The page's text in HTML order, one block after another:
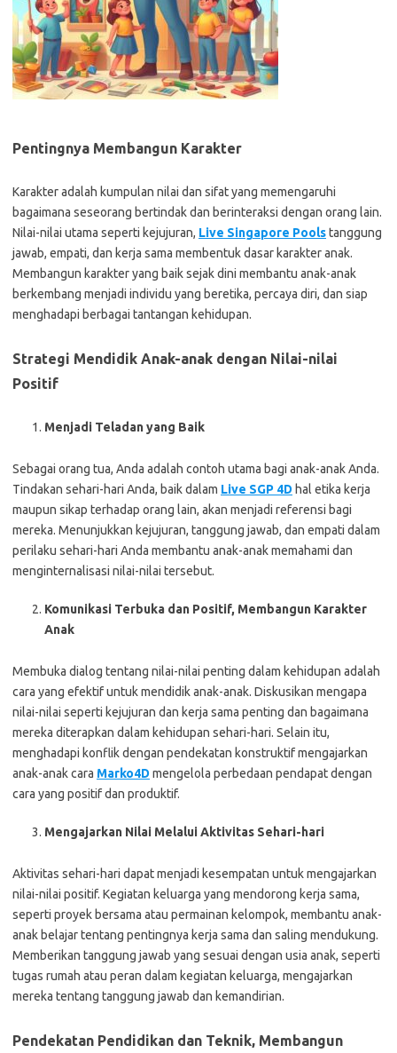
Pentingnya Membangun Karakter
Karakter adalah kumpulan nilai dan sifat yang memengaruhi
bagaimana seseorang bertindak dan berinteraksi dengan orang lain.
Nilai-nilai utama seperti kejujuran, Live Singapore Poolstanggung
jawab, empati, dan kerja sama membentuk dasar karakter anak.
Membangun karakter yang baik sejak dini membantu anak-anak
berkembang menjadi individu yang beretika, percaya diri, dan siap
menghadapi berbagai tantangan kehidupan.
Strategi Mendidik Anak-anak dengan Nilai-nilai
Positif
Menjadi Teladan yang Baik
Sebagai orang tua, Anda adalah contoh utama bagi anak-anak Anda.
Tindakan sehari-hari Anda, baik dalam Live SGP 4D hal etika kerja
maupun sikap terhadap orang lain, akan menjadi referensi bagi
mereka. Menunjukkan kejujuran, tanggung jawab, dan empati dalam
perilaku sehari-hari Anda membantu anak-anak memahami dan
menginternalisasi nilai-nilai tersebut.
Komunikasi Terbuka dan Positif, Membangun Karakter
Anak
Membuka dialog tentang nilai-nilai penting dalam kehidupan adalah
cara yang efektif untuk mendidik anak-anak. Diskusikan mengapa
nilai-nilai seperti kejujuran dan kerja sama penting dan bagaimana
mereka diterapkan dalam kehidupan sehari-hari. Selain itu,
menghadapi konflik dengan pendekatan konstruktif mengajarkan
anak-anak cara Marko4D mengelola perbedaan pendapat dengan
cara yang positif dan produktif.
Mengajarkan Nilai Melalui Aktivitas Sehari-hari
Aktivitas sehari-hari dapat menjadi kesempatan untuk mengajarkan
nilai-nilai positif. Kegiatan keluarga yang mendorong kerja sama,
seperti proyek bersama atau permainan kelompok, membantu anak-
anak belajar tentang pentingnya kerja sama dan saling mendukung.
Memberikan tanggung jawab yang sesuai dengan usia anak, seperti
tugas rumah atau peran dalam kegiatan keluarga, mengajarkan
mereka tentang tanggung jawab dan kemandirian.
Pendekatan Pendidikan dan Teknik, Membangun